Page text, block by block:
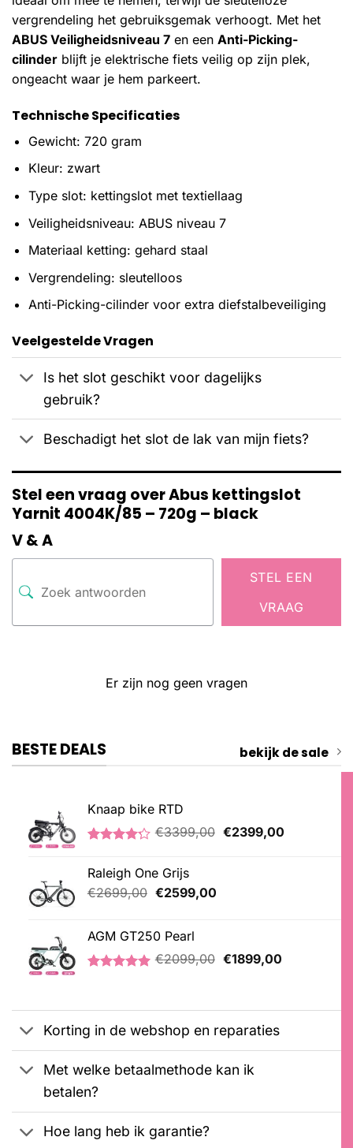
vergrendeling het gebruiksgemak verhoogt. Met het
ABUS Veiligheidsniveau 7 en een Anti-Picking-
cilinder blijft je elektrische fiets veilig op zijn plek,
ongeacht waar je hem parkeert.
Technische Specificaties
Gewicht: 720 gram
Kleur: zwart
Type slot: kettingslot met textiellaag
Veiligheidsniveau: ABUS niveau 7
Materiaal ketting: gehard staal
Vergrendeling: sleutelloos
Anti-Picking-cilinder voor extra diefstalbeveiliging
Veelgestelde Vragen
Is het slot geschikt voor dagelijks
gebruik?
Beschadigt het slot de lak van mijn fiets?
Stel een vraag over Abus kettingslot
Yarnit 4004K/85 – 720g – black
V & A
STEL EEN
VRAAG
Er zijn nog geen vragen
BESTE DEALS bekijk de sale
Knaap bike RTD
gebaseerd
op
klantbeoordelingen
€3399,00 Oorspronkelijke
€2399,00Huidige
Raleigh One Grijs
€2699,00 Oorspronkelijke
€2699,00.
€2599,00Huidige
AGM GT250 Pearl
klantbeoordelingen
€2099,00 Oorspronkelijke
€1899,00Huidige
Korting in de webshop en reparaties
Met welke betaalmethode kan ik
betalen?
Hoe lang heb ik garantie?